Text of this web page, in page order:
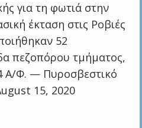
για τη φωτιά στην
έκταση στις Ροβιές
52
πεζοπόρου τμήματος,
Α/Φ. — Πυροσβεστικό
15, 2020